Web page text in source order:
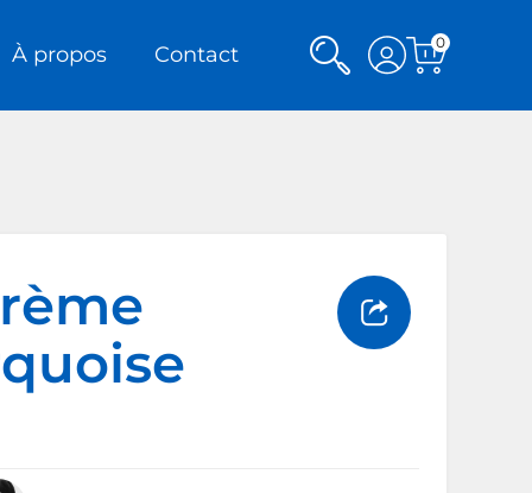
À propos Contact Rechercher
Voir
mon
compte
Voir
0